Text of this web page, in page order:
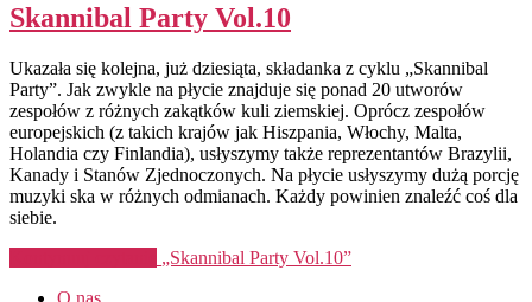
Skannibal Party Vol.10
Ukazała się kolejna, już dziesiąta, składanka z cyklu „Skannibal
Party”. Jak zwykle na płycie znajduje się ponad 20 utworów
zespołów z różnych zakątków kuli ziemskiej. Oprócz zespołów
europejskich (z takich krajów jak Hiszpania, Włochy, Malta,
Holandia czy Finlandia), usłyszymy także reprezentantów Brazylii,
Kanady i Stanów Zjednoczonych. Na płycie usłyszymy dużą porcję
muzyki ska w różnych odmianach. Każdy powinien znaleźć coś dla
siebie.
„Skannibal Party Vol.10”
O nas